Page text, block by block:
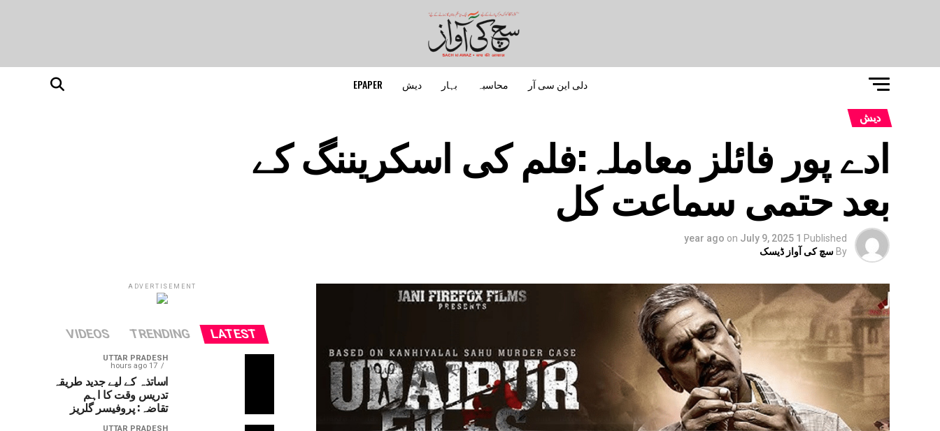
دلی این سی آر محاسبہ بہار دیش EPAPER
دیش
ادے پور فائلز معاملہ:فلم کی اسکریننگ کے
بعد حتمی سماعت کل
Published
1 year ago
on July 9, 2025
By سچ کی آواز ڈیسک
ADVERTISEMENT
LATEST
TRENDING
VIDEOS
UTTAR PRADESH
17 hours ago
اساتذہ کے لیے جدید طریقہ
تدریس وقت کا اہم
تقاضہ: پروفیسر گلریز
UTTAR PRADESH